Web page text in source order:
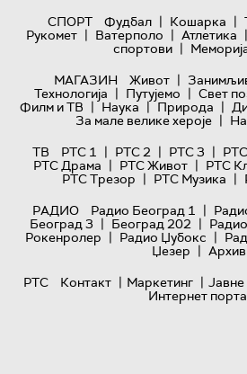
СПОРТ
Фудбал | Кошарка |
Рукомет | Ватерполо | Атлетика |
спортови |
МАГАЗИН
Живот |
Технологијa | Путујемо | Свет
Филм и ТВ | Наука | Природа |
За мале велике хероје |
ТВ
РТС 1 | РТС 2 | РТС 3 |
РТС Драма | РТС Живот | РТС
РТС Трезор | РТС Музика |
РАДИО
Радио Београд 1 |
Београд 3 | Београд 202 |
Рокенролер | Радио Џубокс |
Џезер | Архив
РТС
Контакт | Маркетинг |
Интернет